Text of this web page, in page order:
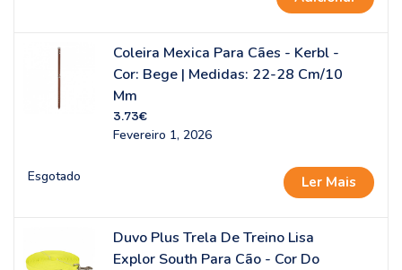
Coleira Mexica Para Cães - Kerbl -
Cor: Bege | Medidas: 22-28 Cm/10
Mm
3.73€
Fevereiro 1, 2026
Esgotado Ler Mais
Duvo Plus Trela De Treino Lisa
Explor South Para Cão - Cor Do